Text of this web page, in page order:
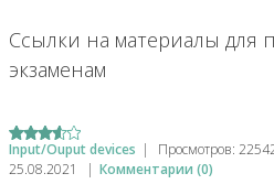
Ссылки на материалы для
экзаменам
Input/Ouput devices | Просмотров:
25.08.2021
| Комментарии (0)